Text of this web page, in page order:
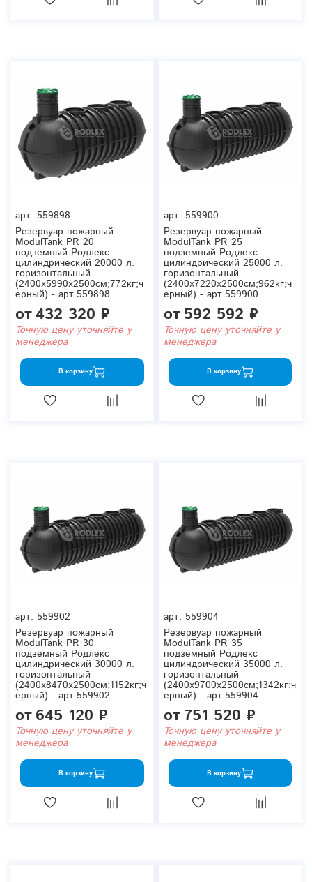
арт. 559898
Резервуар пожарный
ModulTank PR 20
подземный Родлекс
цилиндрический 20000 л.
горизонтальный
(2400x5990x2500см;772кг;ч
ерный) - арт.559898
от432 320 ₽
Точную цену уточняйте у
менеджера
В корзину
арт. 559900
Резервуар пожарный
ModulTank PR 25
подземный Родлекс
цилиндрический 25000 л.
горизонтальный
(2400x7220x2500см;962кг;ч
ерный) - арт.559900
от592 592 ₽
Точную цену уточняйте у
менеджера
В корзину
арт. 559902
Резервуар пожарный
ModulTank PR 30
подземный Родлекс
цилиндрический 30000 л.
горизонтальный
(2400x8470x2500см;1152кг;ч
ерный) - арт.559902
от645 120 ₽
Точную цену уточняйте у
менеджера
В корзину
арт. 559904
Резервуар пожарный
ModulTank PR 35
подземный Родлекс
цилиндрический 35000 л.
горизонтальный
(2400x9700x2500см;1342кг;ч
ерный) - арт.559904
от751 520 ₽
Точную цену уточняйте у
менеджера
В корзину